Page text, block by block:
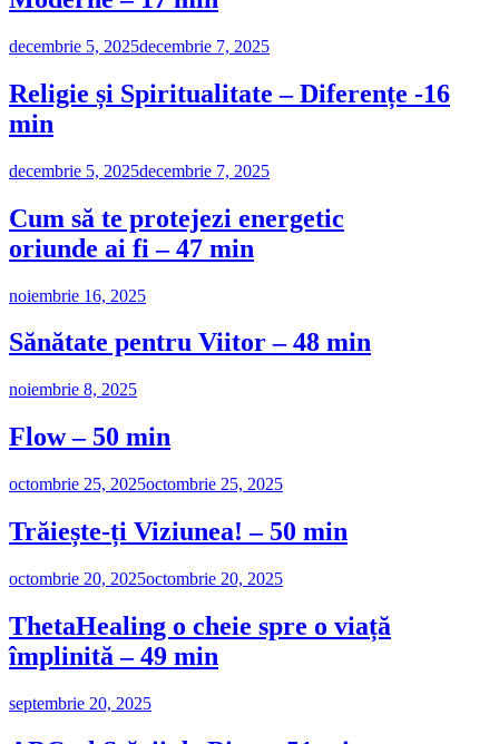
decembrie 5, 2025decembrie 7, 2025
Religie și Spiritualitate – Diferențe -16
min
decembrie 5, 2025decembrie 7, 2025
Cum să te protejezi energetic
oriunde ai fi – 47 min
noiembrie 16, 2025
Sănătate pentru Viitor – 48 min
noiembrie 8, 2025
Flow – 50 min
octombrie 25, 2025octombrie 25, 2025
Trăiește-ți Viziunea! – 50 min
octombrie 20, 2025octombrie 20, 2025
ThetaHealing o cheie spre o viață
împlinită – 49 min
septembrie 20, 2025